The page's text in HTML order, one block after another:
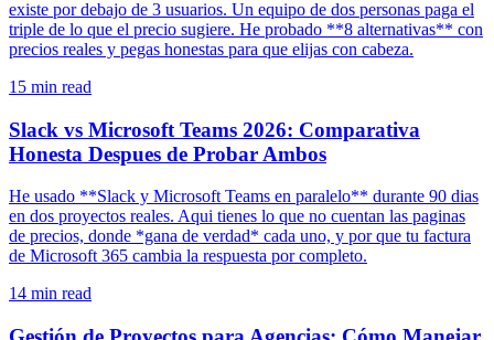
existe por debajo de 3 usuarios. Un equipo de dos personas paga el
triple de lo que el precio sugiere. He probado **8 alternativas** con
precios reales y pegas honestas para que elijas con cabeza.
15 min read
Slack vs Microsoft Teams 2026: Comparativa
Honesta Despues de Probar Ambos
He usado **Slack y Microsoft Teams en paralelo** durante 90 dias
en dos proyectos reales. Aqui tienes lo que no cuentan las paginas
de precios, donde *gana de verdad* cada uno, y por que tu factura
de Microsoft 365 cambia la respuesta por completo.
14 min read